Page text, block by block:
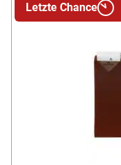
Letzte Chance